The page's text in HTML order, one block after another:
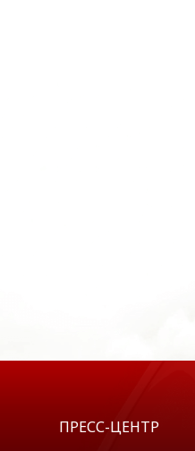
ПРЕСС-ЦЕНТР